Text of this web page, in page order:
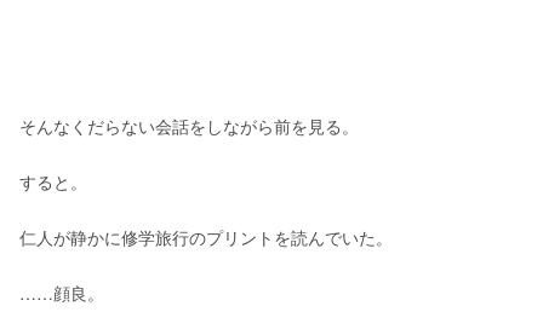
そんなくだらない会話をしながら前を見る。
すると。
仁人が静かに修学旅行のプリントを読んでいた。
……顔良。